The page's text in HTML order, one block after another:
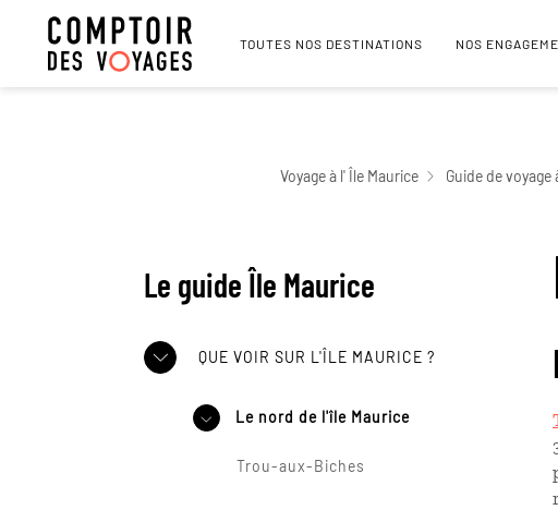
TOUTES NOS DESTINATIONS NOS
Voyage à l' Île Maurice Guide de voyage
Le guide Île Maurice
QUE VOIR SUR L'ÎLE MAURICE ?
Le nord de l'île Maurice
Trou-aux-Biches